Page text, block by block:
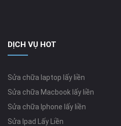
DỊCH VỤ HOT
Sửa chữa laptop lấy liền
Sửa chữa Macbook lấy liền
Sửa chữa Iphone lấy liền
Sửa Ipad Lấy Liền